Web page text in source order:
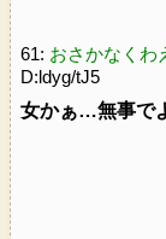
61: おさかなくわ
D:ldyg/tJ5
女かぁ…無事で